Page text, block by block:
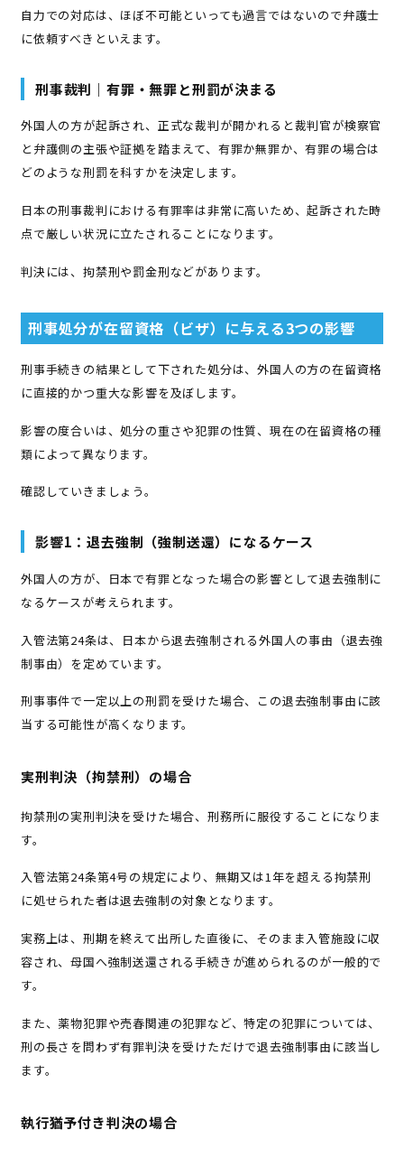
自力での対応は、ほぼ不可能といっても過言ではないので弁護士
に依頼すべきといえます。
刑事裁判｜有罪・無罪と刑罰が決まる
外国人の方が起訴され、正式な裁判が開かれると裁判官が検察官
と弁護側の主張や証拠を踏まえて、有罪か無罪か、有罪の場合は
どのような刑罰を科すかを決定します。
日本の刑事裁判における有罪率は非常に高いため、起訴された時
点で厳しい状況に立たされることになります。
判決には、拘禁刑や罰金刑などがあります。
刑事処分が在留資格（ビザ）に与える3つの影響
刑事手続きの結果として下された処分は、外国人の方の在留資格
に直接的かつ重大な影響を及ぼします。
影響の度合いは、処分の重さや犯罪の性質、現在の在留資格の種
類によって異なります。
確認していきましょう。
影響1：退去強制（強制送還）になるケース
外国人の方が、日本で有罪となった場合の影響として退去強制に
なるケースが考えられます。
入管法第24条は、日本から退去強制される外国人の事由（退去強
制事由）を定めています。
刑事事件で一定以上の刑罰を受けた場合、この退去強制事由に該
当する可能性が高くなります。
実刑判決（拘禁刑）の場合
拘禁刑の実刑判決を受けた場合、刑務所に服役することになりま
す。
入管法第24条第4号の規定により、無期又は1年を超える拘禁刑
に処せられた者は退去強制の対象となります。
実務上は、刑期を終えて出所した直後に、そのまま入管施設に収
容され、母国へ強制送還される手続きが進められるのが一般的で
す。
また、薬物犯罪や売春関連の犯罪など、特定の犯罪については、
刑の長さを問わず有罪判決を受けただけで退去強制事由に該当し
ます。
執行猶予付き判決の場合